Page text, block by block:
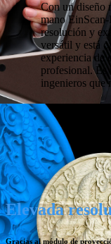
Con un diseño
mano
resolución y
versátil y está
experiencia de
profesional. Es
ingenieros que
Elevada
Gracias al módulo de